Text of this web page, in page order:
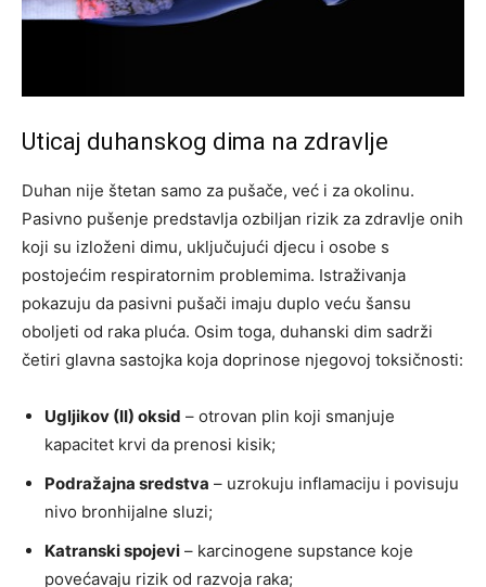
Uticaj duhanskog dima na zdravlje
Duhan nije štetan samo za pušače, već i za okolinu.
Pasivno pušenje predstavlja ozbiljan rizik za zdravlje onih
koji su izloženi dimu, uključujući djecu i osobe s
postojećim respiratornim problemima. Istraživanja
pokazuju da pasivni pušači imaju duplo veću šansu
oboljeti od raka pluća. Osim toga, duhanski dim sadrži
četiri glavna sastojka koja doprinose njegovoj toksičnosti:
Ugljikov (II) oksid – otrovan plin koji smanjuje
kapacitet krvi da prenosi kisik;
Podražajna sredstva – uzrokuju inflamaciju i povisuju
nivo bronhijalne sluzi;
Katranski spojevi – karcinogene supstance koje
povećavaju rizik od razvoja raka;